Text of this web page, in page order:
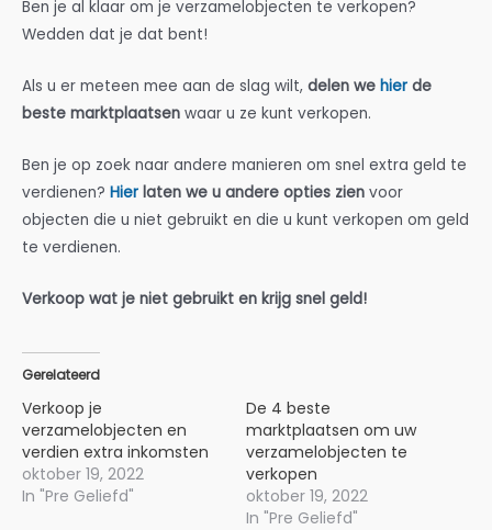
Ben je al klaar om je verzamelobjecten te verkopen?
Wedden dat je dat bent!
Als u er meteen mee aan de slag wilt, delen we hier de
beste marktplaatsen waar u ze kunt verkopen.
Ben je op zoek naar andere manieren om snel extra geld te
verdienen? Hier laten we u andere opties zien voor
objecten die u niet gebruikt en die u kunt verkopen om geld
te verdienen.
Verkoop wat je niet gebruikt en krijg snel geld!
Gerelateerd
Verkoop je
verzamelobjecten en
verdien extra inkomsten
oktober 19, 2022
In "Pre Geliefd"
De 4 beste
marktplaatsen om uw
verzamelobjecten te
verkopen
oktober 19, 2022
In "Pre Geliefd"